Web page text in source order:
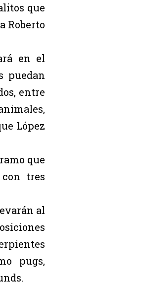
que
Roberto
en el
puedan
entre
López
que
tres
al
pugs,